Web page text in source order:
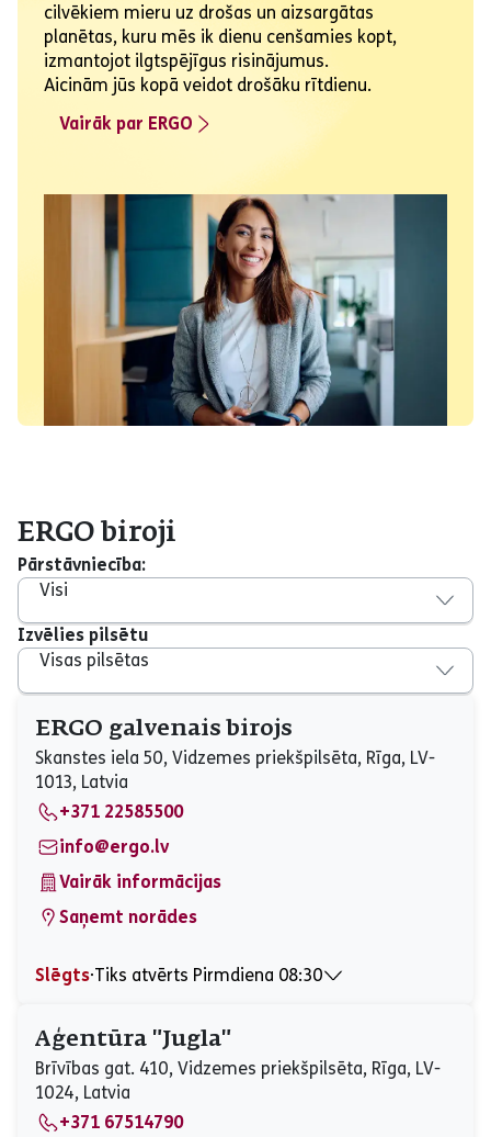
cilvēkiem mieru uz drošas un aizsargātas
planētas, kuru mēs ik dienu cenšamies kopt,
izmantojot ilgtspējīgus risinājumus.
Aicinām jūs kopā veidot drošāku rītdienu.
Vairāk par ERGO
ERGO biroji
Pārstāvniecība:
Visi
Izvēlies pilsētu
Visas pilsētas
ERGO galvenais birojs
Skanstes iela 50, Vidzemes priekšpilsēta, Rīga, LV-
1013, Latvia
+371 22585500
info@ergo.lv
Vairāk informācijas
Saņemt norādes
Slēgts⋅Tiks atvērts Pirmdiena 08:30
Otrdiena
08:30 - 17:00
Trešdiena
08:30 - 17:00
Ceturtdiena
08:30 - 17:00
Piektdiena
Sestdiena
Slēgts
Aģentūra "Jugla"
Brīvības gat. 410, Vidzemes priekšpilsēta, Rīga, LV-
1024, Latvia
+371 67514790